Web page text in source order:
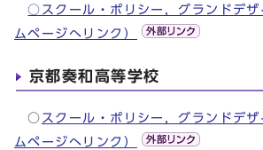
○スクール・ポリシー，グランドデ
ムページへリンク）
京都奏和高等学校
○ スクール・ポリシー，グランドデ
ムページへリンク）